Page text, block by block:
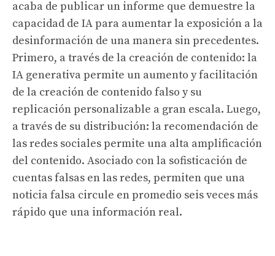
acaba de publicar un informe que demuestre la
capacidad de IA para aumentar la exposición a la
desinformación de una manera sin precedentes.
Primero, a través de la creación de contenido: la
IA generativa permite un aumento y facilitación
de la creación de contenido falso y su
replicación personalizable a gran escala. Luego,
a través de su distribución: la recomendación de
las redes sociales permite una alta amplificación
del contenido. Asociado con la sofisticación de
cuentas falsas en las redes, permiten que una
noticia falsa circule en promedio seis veces más
rápido que una información real.